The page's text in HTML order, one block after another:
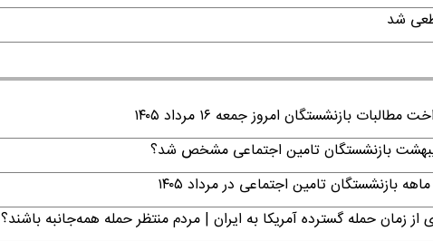
شد
بازنشستگان امروز جمعه ۱۶ مرداد ۱۴۰۵
بازنشستگان تامین اجتماعی مشخص شد؟
بازنشستگان تامین اجتماعی در مرداد ۱۴۰۵
زمان حمله گسترده آمریکا به ایران | مردم منتظر حمله همه‌جانبه باشند؟